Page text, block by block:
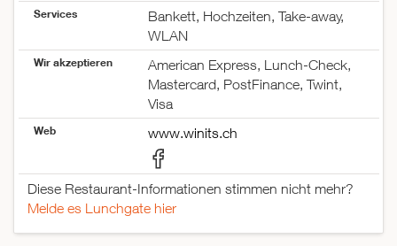
Services
Bankett, Hochzeiten, Take-away,
WLAN
Wir akzeptieren
American Express, Lunch-Check,
Mastercard, PostFinance, Twint,
Visa
Web www.winits.ch
Diese Restaurant-Informationen stimmen nicht mehr?
Melde es Lunchgate hier